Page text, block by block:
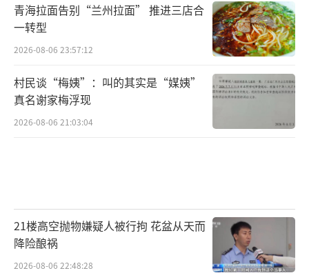
青海拉面告别“兰州拉面” 推进三店合
一转型
2026-08-06 23:57:12
村民谈“梅姨”：叫的其实是“媒姨”
真名谢家梅浮现
2026-08-06 21:03:04
21楼高空抛物嫌疑人被行拘 花盆从天而
降险酿祸
2026-08-06 22:48:28